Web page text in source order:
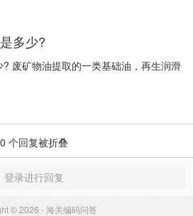
多少?
废矿物油提取的一类基础油，再生润滑
0 个回复被折叠
登录进行回复
© 2026 - 海关编码问答